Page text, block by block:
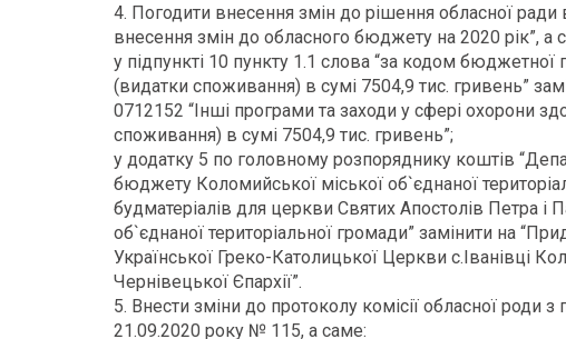
4. Погодити внесення змін до рішення обласної
внесення змін до обласного бюджету на 2020 рік”, а
у підпункті 10 пункту 1.1 слова “за кодом
(видатки споживання) в сумі 7504,9 тис. гривень”
0712152 “Інші програми та заходи у сфері охорони
споживання) в сумі 7504,9 тис. гривень”;
у додатку 5 по головному розпоряднику коштів
бюджету Коломийської міської об`єднаної
будматеріалів для церкви Святих Апостолів Петра і
об`єднаної територіальної громади” замінити на
Української Греко-Католицької Церкви с.Іванівці
Чернівецької Єпархії”.
5. Внести зміни до протоколу комісії обласної роди
21.09.2020 року № 115, а саме: